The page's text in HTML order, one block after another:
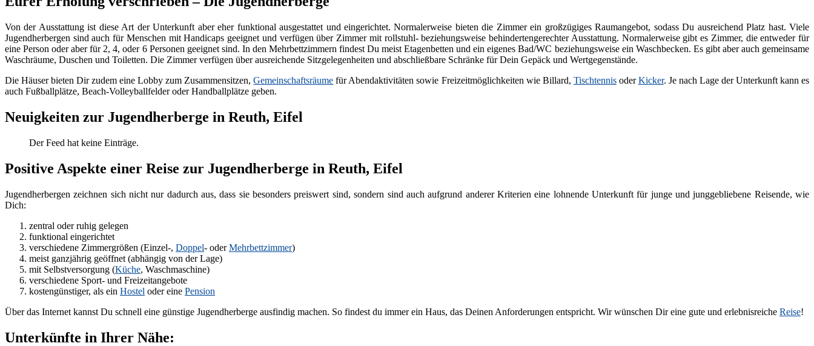
Von der Ausstattung ist diese Art der Unterkunft aber eher funktional ausgestattet und eingerichtet. Normalerweise bieten die Zimmer ein großzügiges Raumangebot, sodass Du ausreichend Platz hast. Viele
Jugendherbergen sind auch für Menschen mit Handicaps geeignet und verfügen über Zimmer mit rollstuhl- beziehungsweise behindertengerechter Ausstattung. Normalerweise gibt es Zimmer, die entweder für
eine Person oder aber für 2, 4, oder 6 Personen geeignet sind. In den Mehrbettzimmern findest Du meist Etagenbetten und ein eigenes Bad/WC beziehungsweise ein Waschbecken. Es gibt aber auch gemeinsame
Waschräume, Duschen und Toiletten. Die Zimmer verfügen über ausreichende Sitzgelegenheiten und abschließbare Schränke für Dein Gepäck und Wertgegenstände.
Die Häuser bieten Dir zudem eine Lobby zum Zusammensitzen,Gemeinschaftsräume für Abendaktivitäten sowie Freizeitmöglichkeiten wie Billard, TischtennisoderKicker. Je nach Lage der Unterkunft kann es
auch Fußballplätze, Beach-Volleyballfelder oder Handballplätze geben.
Neuigkeiten zur Jugendherberge in Reuth, Eifel
Der Feed hat keine Einträge.
Positive Aspekte einer Reise zur Jugendherberge in Reuth, Eifel
Jugendherbergen zeichnen sich nicht nur dadurch aus, dass sie besonders preiswert sind, sondern sind auch aufgrund anderer Kriterien eine lohnende Unterkunft für junge und junggebliebene Reisende, wie
Dich:
zentral oder ruhig gelegen
funktional eingerichtet
verschiedene Zimmergrößen (Einzel-, Doppel- oderMehrbettzimmer)
meist ganzjährig geöffnet (abhängig von der Lage)
mit Selbstversorgung (Küche, Waschmaschine)
verschiedene Sport- und Freizeitangebote
kostengünstiger, als ein Hostel oder eine Pension
Über das Internet kannst Du schnell eine günstige Jugendherberge ausfindig machen. So findest du immer ein Haus, das Deinen Anforderungen entspricht. Wir wünschen Dir eine gute und erlebnisreiche Reise!
Unterkünfte in Ihrer Nähe: